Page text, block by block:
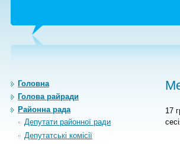
Головна
Голова райради
Районна рада
Депутати районної ради
Депутатські комісії
17